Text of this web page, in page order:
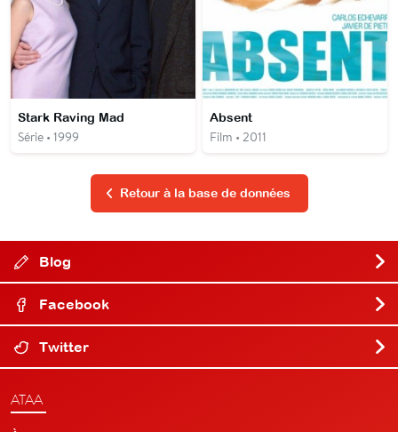
Stark Raving Mad
Série • 1999
Absent
Film • 2011
Retour à la base de données
Blog
Facebook
Twitter
ATAA